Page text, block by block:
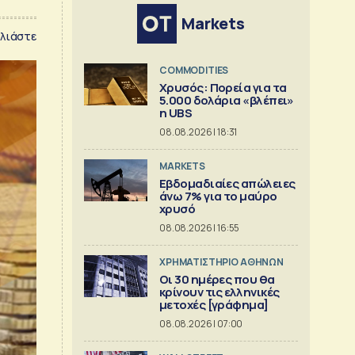
Markets
COMMODITIES
Χρυσός: Πορεία για τα
5.000 δολάρια «βλέπει»
η UBS
08.08.2026 | 18:31
MARKETS
Εβδομαδιαίες απώλειες
άνω 7% για το μαύρο
χρυσό
08.08.2026 | 16:55
XΡΗΜΑΤΙΣΤΗΡΙΟ ΑΘΗΝΩΝ
Οι 30 ημέρες που θα
κρίνουν τις ελληνικές
μετοχές [γράφημα]
08.08.2026 | 07:00